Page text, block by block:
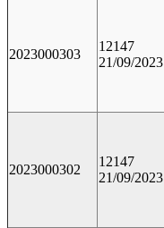
2023000303
12147
21/09/2023
2023000302
12147
21/09/2023